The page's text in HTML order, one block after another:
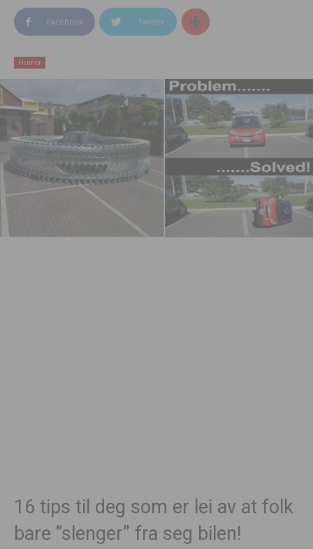
Facebook Twitter
Humor
16 tips til deg som er lei av at folk
bare “slenger” fra seg bilen!